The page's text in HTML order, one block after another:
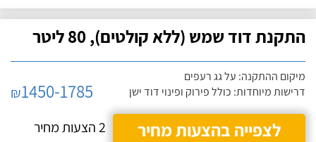
התקנת דוד שמש (ללא קולטים), 80 ליטר
מיקום ההתקנה: על גג רעפים
דרישות מיוחדות: כולל פירוק ופינוי דוד ישן
₪1450-1785
לצפייה בהצעות מחיר
2 הצעות מחיר